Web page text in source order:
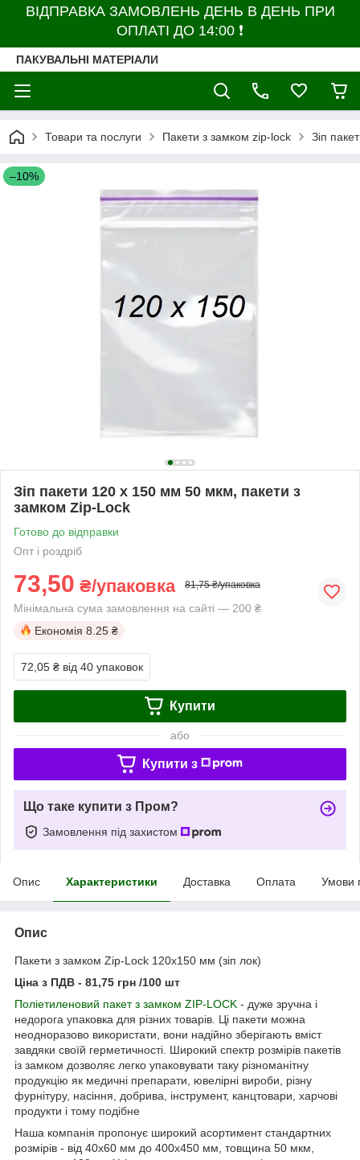
ВІДПРАВКА ЗАМОВЛЕНЬ ДЕНЬ В ДЕНЬ ПРИ
ОПЛАТІ ДО 14:00 ❗
ПАКУВАЛЬНІ МАТЕРІАЛИ
Товари та послуги Пакети з замком zip-lock Зіп
–10%
Зіп пакети 120 х 150 мм 50 мкм, пакети з
замком Zip-Lock
Готово до відправки
Опт і роздріб
73,50 ₴/упаковка 81,75 ₴/упаковка
Мінімальна сума замовлення на сайті — 200 ₴
Економія 8.25 ₴
72,05 ₴ від 40 упаковок
Купити
або
Купити з
Що таке купити з Пром?
Замовлення під захистом
Опис Характеристики Доставка Оплата Умови
Опис
Пакети з замком Zip-Lock 120х150 мм (зіп лок)
Ціна з ПДВ - 81,75 грн /100 шт
Поліетиленовий пакет з замком ZIP-LOCK - дуже зручна і
недорога упаковка для різних товарів. Ці пакети можна
неодноразово використати, вони надійно зберігають вміст
завдяки своїй герметичності. Широкий спектр розмірів пакетів
із замком дозволяє легко упаковувати таку різноманітну
продукцію як медичні препарати, ювелірні вироби, різну
фурнітуру, насіння, добрива, інструмент, канцтовари, харчові
продукти і тому подібне
Наша компанія пропонує широкий асортимент стандартних
розмірів - від 40х60 мм до 400х450 мм, товщина 50 мкм,